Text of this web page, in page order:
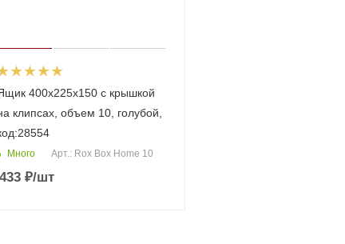
400х225х150 с крышкой
клипсах, объем 10, голубой,
Много Арт.: Rox Box Home 10
433₽/шт